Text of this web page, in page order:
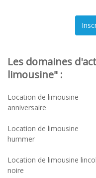
Les domaines
limousine" :
Location de limousine
anniversaire
Location de limousine
hummer
Location de limousine
noire